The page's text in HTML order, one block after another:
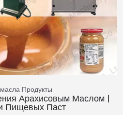
Продукты
Арахисовым Маслом |
Пищевых Паст